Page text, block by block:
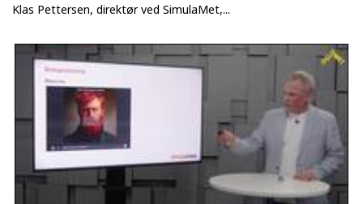
Klas Pettersen, direktør ved SimulaMet,...